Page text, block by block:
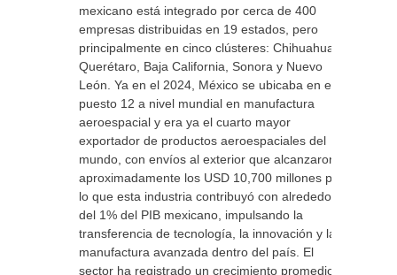
mexicano está integrado por cerca de 400
empresas distribuidas en 19 estados, pero
principalmente en cinco clústeres: Chihuahua,
Querétaro, Baja California, Sonora y Nuevo
León. Ya en el 2024, México se ubicaba en el
puesto 12 a nivel mundial en manufactura
aeroespacial y era ya el cuarto mayor
exportador de productos aeroespaciales del
mundo, con envíos al exterior que alcanzaron
aproximadamente los USD 10,700 millones por
lo que esta industria contribuyó con alrededor
del 1% del PIB mexicano, impulsando la
transferencia de tecnología, la innovación y la
manufactura avanzada dentro del país. El
sector ha registrado un crecimiento promedio